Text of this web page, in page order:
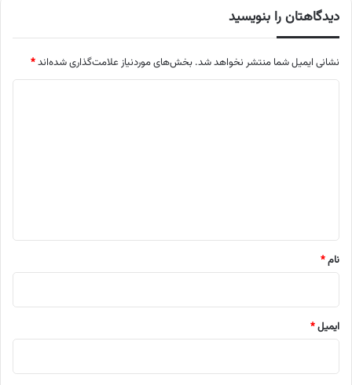
دیدگاهتان را بنویسید
نشانی ایمیل شما منتشر نخواهد شد. بخش‌های موردنیاز علامت‌گذاری شده‌اند*
نام*
ایمیل*